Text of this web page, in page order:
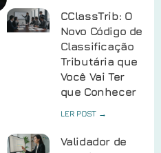
CClassTrib: O
Novo Código de
Classificação
Tributária que
Você Vai Ter
que Conhecer
LER POST →
Validador de